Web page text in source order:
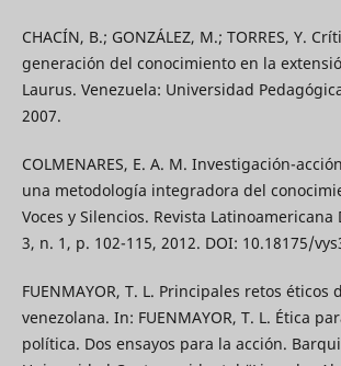
CHACÍN, B.; GONZÁLEZ, M.; TORRES, Y.
generación del conocimiento en la
Laurus. Venezuela: Universidad
2007.
COLMENARES, E. A. M. Investigación-
una metodología integradora del
Voces y Silencios. Revista Latinoamericana
3, n. 1, p. 102-115, 2012. DOI: 10.18175/
FUENMAYOR, T. L. Principales retos
venezolana. In: FUENMAYOR, T. L. Ética
política. Dos ensayos para la acción.